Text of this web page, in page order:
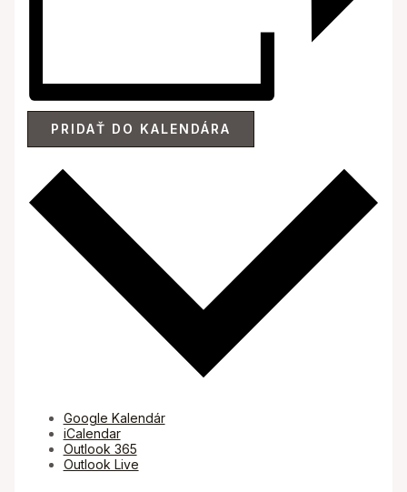
PRIDAŤ DO KALENDÁRA
Google Kalendár
iCalendar
Outlook 365
Outlook Live